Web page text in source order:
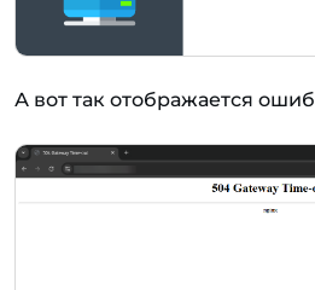
А вот так отображается